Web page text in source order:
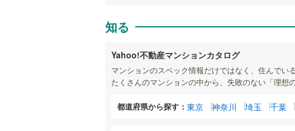
知る
Yahoo!不動産マンションカタログ
マンションのスペック情報だけではなく、住んでい
たくさんのマンションの中から、失敗のない「理想
都道府県から探す： 東京 神奈川 埼玉 千葉